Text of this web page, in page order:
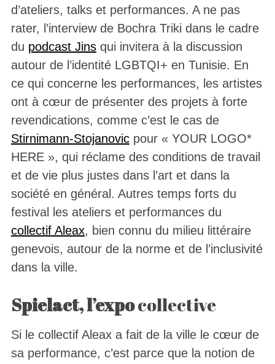
d’ateliers, talks et performances. A ne pas
rater, l’interview de Bochra Triki dans le cadre
du podcast Jinsqui invitera à la discussion
autour de l’identité LGBTQI+ en Tunisie. En
ce qui concerne les performances, les artistes
ont à cœur de présenter des projets à forte
revendications, comme c’est le cas de
Stirnimann-Stojanovicpour « YOUR LOGO*
HERE », qui réclame des conditions de travail
et de vie plus justes dans l’art et dans la
société en général. Autres temps forts du
festival les ateliers et performances du
collectif Aleax, bien connu du milieu littéraire
genevois, autour de la norme et de l’inclusivité
dans la ville.
Spielact, l’expocollective
Si le collectif Aleax a fait de la ville le cœur de
sa performance, c’est parce que la notion de